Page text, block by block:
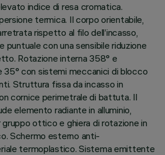
indice di resa cromatica.
termica. Il corpo orientabile,
rispetto al filo dell’incasso,
puntuale con una sensibile riduzione
Rotazione interna 358° e
con sistemi meccanici di blocco
Struttura fissa da incasso in
cornice perimetrale di battuta. Il
elemento radiante in alluminio,
ottico e ghiera di rotazione in
Schermo esterno anti-
termoplastico. Sistema emittente